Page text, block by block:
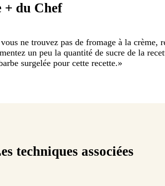
+ du Chef
ne trouvez pas de fromage à la crème,
un peu la quantité de sucre de la
surgelée pour cette recette.»
techniques associées